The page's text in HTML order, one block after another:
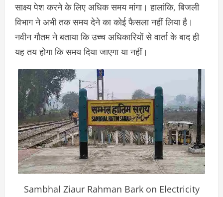
साक्ष्य पेश करने के लिए अधिक समय मांगा। हालांकि, बिजली
विभाग ने अभी तक समय देने का कोई फैसला नहीं लिया है।
नवीन गौतम ने बताया कि उच्च अधिकारियों से वार्ता के बाद ही
यह तय होगा कि समय दिया जाएगा या नहीं।
Sambhal Ziaur Rahman Bark on Electricity